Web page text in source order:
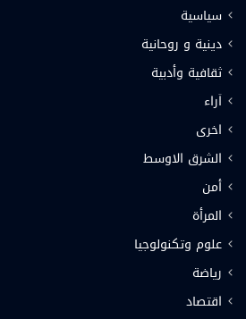
سياسية
دينية و روحانية
ثقافية وأدبية
اَراء
اخرى
الشرق الاوسط
أمن
المرأة
علوم وتكنولوجيا
رياضة
اقتصاد